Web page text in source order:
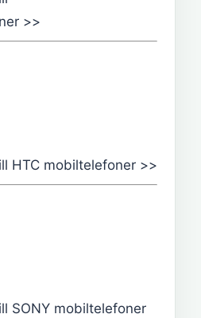
>>
HTC mobiltelefoner >>
SONY mobiltelefoner